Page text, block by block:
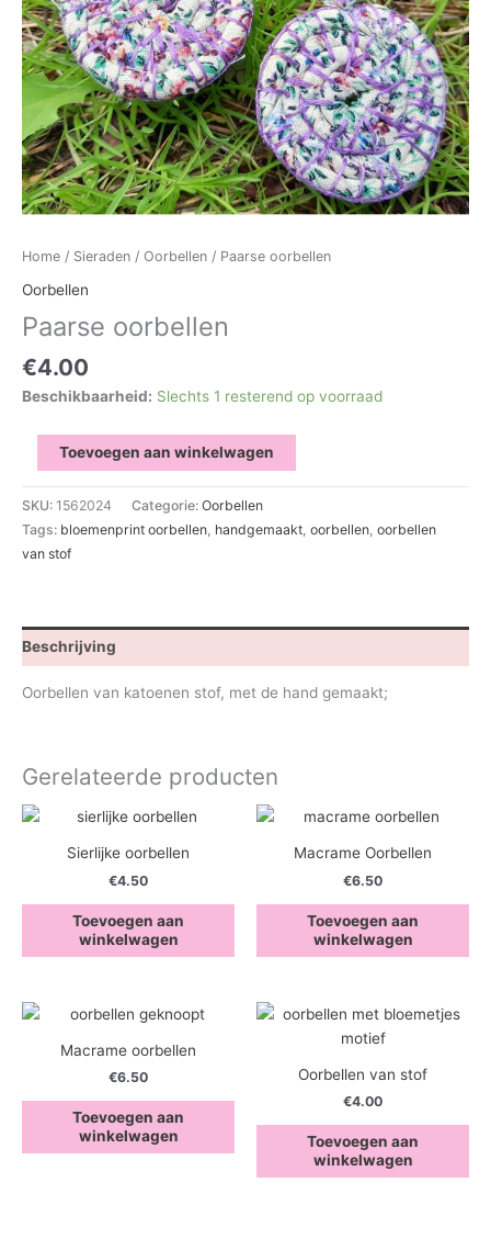
Home / Sieraden / Oorbellen / Paarse oorbellen
Oorbellen
Paarse oorbellen
€4.00
Beschikbaarheid: Slechts 1 resterend op voorraad
Paarse
oorbellen
Toevoegen aan winkelwagen
SKU: 1562024 Categorie: Oorbellen
Tags: bloemenprint oorbellen, handgemaakt, oorbellen, oorbellen
van stof
Beschrijving
Oorbellen van katoenen stof, met de hand gemaakt;
Gerelateerde producten
Sierlijke oorbellen
€4.50
Toevoegen aan
winkelwagen
Macrame Oorbellen
€6.50
Toevoegen aan
winkelwagen
Macrame oorbellen
€6.50
Toevoegen aan
winkelwagen
Oorbellen van stof
€4.00
Toevoegen aan
winkelwagen